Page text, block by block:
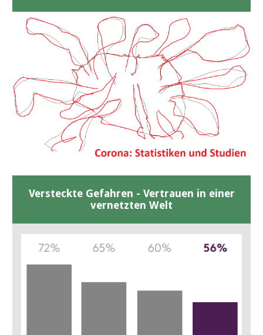
Versteckte Gefahren - Vertrauen in einer
vernetzten Welt